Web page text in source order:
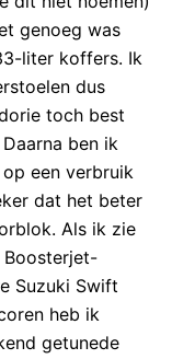
genoeg was
liter koffers. Ik
dus
toch best
ben ik
een verbruik
dat het beter
Als ik zie
Boosterjet-
Suzuki Swift
heb ik
getunede